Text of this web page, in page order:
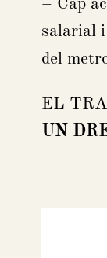
– Cap
salarial
del
EL
UN